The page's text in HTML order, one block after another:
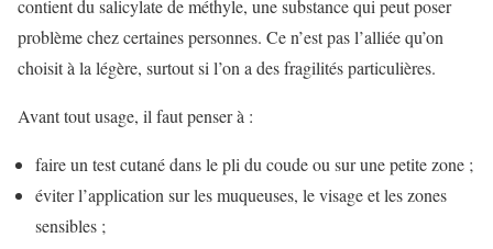
contient du salicylate de méthyle, une substance qui peut poser
problème chez certaines personnes. Ce n’est pas l’alliée qu’on
choisit à la légère, surtout si l’on a des fragilités particulières.
Avant tout usage, il faut penser à :
faire un test cutané dans le pli du coude ou sur une petite zone ;
éviter l’application sur les muqueuses, le visage et les zones
sensibles ;